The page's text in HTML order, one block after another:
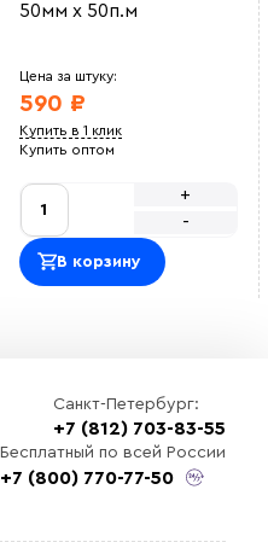
50мм х 50п.м
Цена за штуку:
590 ₽
Купить в 1 клик
Купить оптом
-
+
В корзину
Санкт-Петербург:
+7 (812) 703-83-55
Бесплатный по всей России
+7 (800) 770-77-50